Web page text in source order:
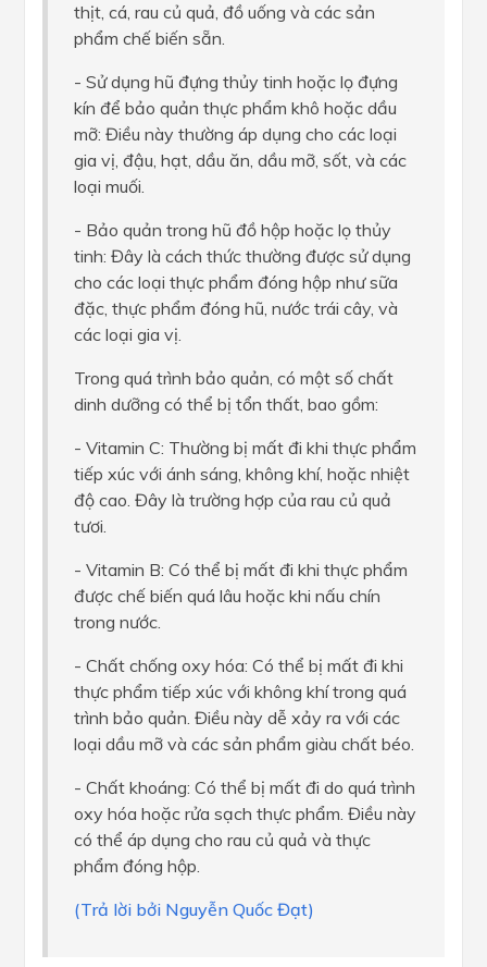
thịt, cá, rau củ quả, đồ uống và các sản
phẩm chế biến sẵn.
- Sử dụng hũ đựng thủy tinh hoặc lọ đựng
kín để bảo quản thực phẩm khô hoặc dầu
mỡ: Điều này thường áp dụng cho các loại
gia vị, đậu, hạt, dầu ăn, dầu mỡ, sốt, và các
loại muối.
- Bảo quản trong hũ đồ hộp hoặc lọ thủy
tinh: Đây là cách thức thường được sử dụng
cho các loại thực phẩm đóng hộp như sữa
đặc, thực phẩm đóng hũ, nước trái cây, và
các loại gia vị.
Trong quá trình bảo quản, có một số chất
dinh dưỡng có thể bị tổn thất, bao gồm:
- Vitamin C: Thường bị mất đi khi thực phẩm
tiếp xúc với ánh sáng, không khí, hoặc nhiệt
độ cao. Đây là trường hợp của rau củ quả
tươi.
- Vitamin B: Có thể bị mất đi khi thực phẩm
được chế biến quá lâu hoặc khi nấu chín
trong nước.
- Chất chống oxy hóa: Có thể bị mất đi khi
thực phẩm tiếp xúc với không khí trong quá
trình bảo quản. Điều này dễ xảy ra với các
loại dầu mỡ và các sản phẩm giàu chất béo.
- Chất khoáng: Có thể bị mất đi do quá trình
oxy hóa hoặc rửa sạch thực phẩm. Điều này
có thể áp dụng cho rau củ quả và thực
phẩm đóng hộp.
(Trả lời bởi Nguyễn Quốc Đạt)